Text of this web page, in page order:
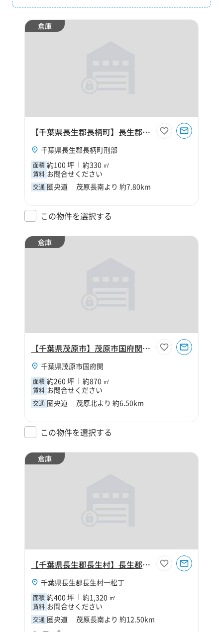
倉庫
【千葉県長生郡長柄町】長生郡長柄町刑部100坪倉庫
千葉県長生郡長柄町刑部
面積 約100 坪 約330 ㎡
賃料 お問合せください
交通 圏央道 茂原長南より 約7.80km
この物件を選択する
倉庫
【千葉県茂原市】茂原市国府関260坪倉庫
千葉県茂原市国府関
面積 約260 坪 約870 ㎡
賃料 お問合せください
交通 圏央道 茂原北より 約6.50km
この物件を選択する
倉庫
【千葉県長生郡長生村】長生郡長生村一松丁400坪倉庫
千葉県長生郡長生村一松丁
面積 約400 坪 約1,320 ㎡
賃料 お問合せください
交通 圏央道 茂原長南より 約12.50km